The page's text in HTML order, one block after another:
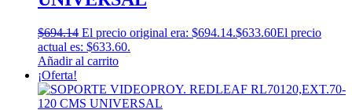
$694.14 El precio original era: $694.14.$633.60El precio
actual es: $633.60.
Añadir al carrito
¡Oferta!